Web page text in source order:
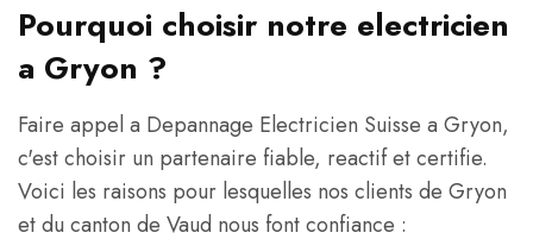
Pourquoi choisir notre electricien
a Gryon ?
Faire appel a Depannage Electricien Suisse a Gryon,
c'est choisir un partenaire fiable, reactif et certifie.
Voici les raisons pour lesquelles nos clients de Gryon
et du canton de Vaud nous font confiance :